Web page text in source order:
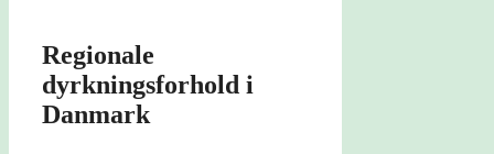
Regionale
dyrkningsforhold i
Danmark